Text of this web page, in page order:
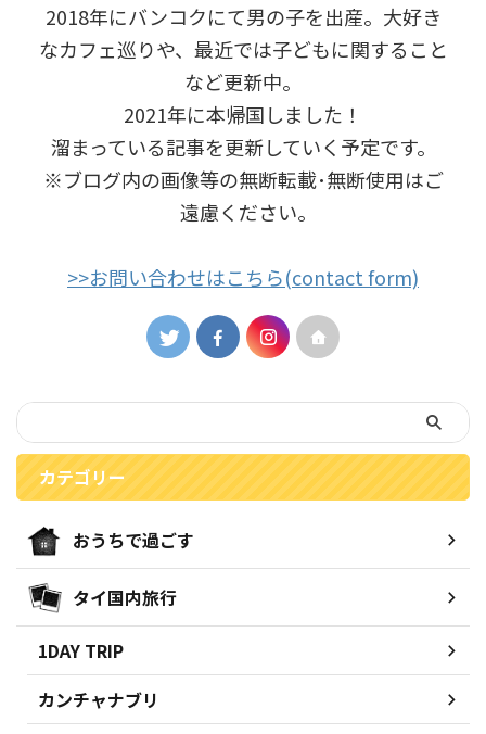
2018年にバンコクにて男の子を出産。大好き
なカフェ巡りや、最近では子どもに関すること
など更新中。
2021年に本帰国しました！
溜まっている記事を更新していく予定です。
※ブログ内の画像等の無断転載･無断使用はご
遠慮ください｡
>>お問い合わせはこちら(contact form)
カテゴリー
おうちで過ごす
タイ国内旅行
1DAY TRIP
カンチャナブリ